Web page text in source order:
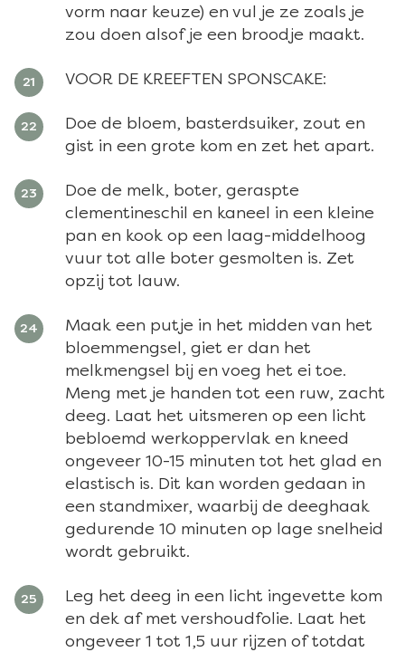
vorm naar keuze) en vul je ze zoals je
zou doen alsof je een broodje maakt.
VOOR DE KREEFTEN SPONSCAKE:
Doe de bloem, basterdsuiker, zout en
gist in een grote kom en zet het apart.
Doe de melk, boter, geraspte
clementineschil en kaneel in een kleine
pan en kook op een laag-middelhoog
vuur tot alle boter gesmolten is. Zet
opzij tot lauw.
Maak een putje in het midden van het
bloemmengsel, giet er dan het
melkmengsel bij en voeg het ei toe.
Meng met je handen tot een ruw, zacht
deeg. Laat het uitsmeren op een licht
bebloemd werkoppervlak en kneed
ongeveer 10-15 minuten tot het glad en
elastisch is. Dit kan worden gedaan in
een standmixer, waarbij de deeghaak
gedurende 10 minuten op lage snelheid
wordt gebruikt.
Leg het deeg in een licht ingevette kom
en dek af met vershoudfolie. Laat het
ongeveer 1 tot 1,5 uur rijzen of totdat